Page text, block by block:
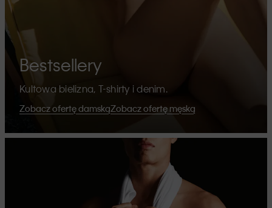
Bestsellery
Kultowa bielizna, T-shirty i denim.
Zobacz ofertę damskąZobacz ofertę męską